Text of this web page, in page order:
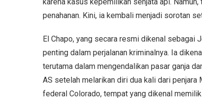
penahanan. Kini, ia kembali menjadi sorotan
El Chapo, yang secara resmi dikenal sebagai
penting dalam perjalanan kriminalnya. Ia
terutama dalam mengendalikan pasar ganja
AS setelah melarikan diri dua kali dari penjara
federal Colorado, tempat yang dikenal